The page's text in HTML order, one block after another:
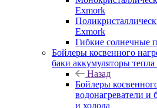
Exmork
Exmork
Гибкие солнечные
Бойлеры косвенного
баки аккумуляторы тепла
Назад
Бойлеры
водонагреватели и
и холода